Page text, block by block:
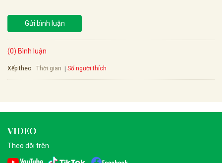
Gửi bình luận
(0) Bình luận
Xếp theo: Thời gian Số người thích
VIDEO
Theo dõi trên